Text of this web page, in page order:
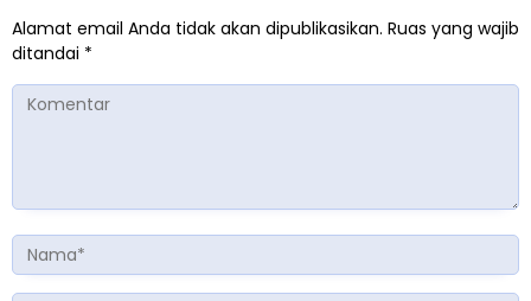
Alamat email Anda tidak akan dipublikasikan. Ruas yang wajib
ditandai *